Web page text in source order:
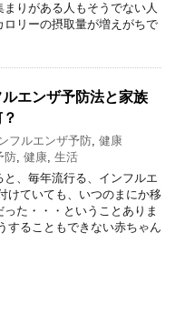
りがある人もそうでない人
ロリーの摂取量が増えがちで
エンザ予防法と家族
フルエンザ予防, 健康
防, 健康, 生活
、毎年流行る、インフルエ
けていても、いつのまにか移
た・・・ということありま
することもできない赤ちゃん